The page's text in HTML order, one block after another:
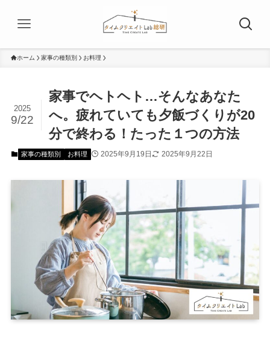
ホーム 家事の種類別 お料理
家事でヘトヘト…そんなあなた
へ。疲れていても夕飯づくりが20
分で終わる！たった１つの方法
2025
9/22
家事の種類別 お料理 2025年9月19日 2025年9月22日